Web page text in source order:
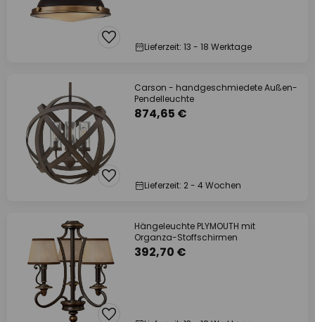
Lieferzeit: 13 - 18 Werktage
Carson - handgeschmiedete Außen-
Pendelleuchte
874,65 €
Lieferzeit: 2 - 4 Wochen
Hängeleuchte PLYMOUTH mit
Organza-Stoffschirmen
392,70 €